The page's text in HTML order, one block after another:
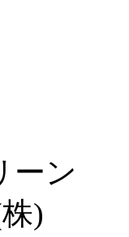
ーン
)